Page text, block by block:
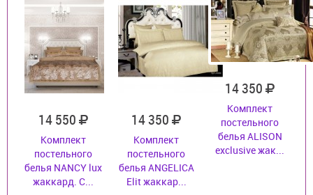
14 550
Комплект
постельного
белья NANCY lux
жаккард. С...
14 350
Комплект
постельного
белья ANGELICA
Elit жаккар...
14 350
Комплект
постельного
белья ALISON
exclusive жак...